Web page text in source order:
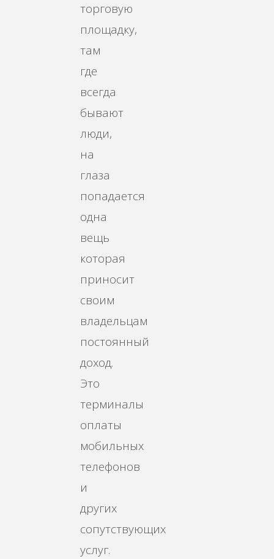
торговую
площадку,
там
где
всегда
бывают
люди,
на
глаза
попадается
одна
вещь
которая
приносит
своим
владельцам
постоянный
доход.
Это
терминалы
оплаты
мобильных
телефонов
и
других
сопутствующих
услуг.